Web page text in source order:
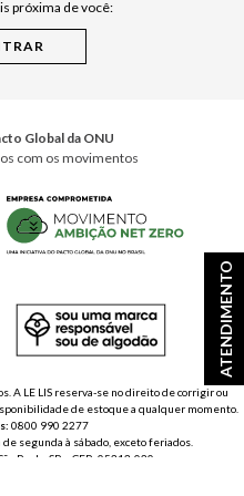
ATENDIMENTO
próxima de você:
Global da ONU
com os movimentos
A LE LIS reserva-se no direito de corrigir ou
de estoque a qualquer momento.
0800 990 2277
de segunda à sábado, exceto feriados.
Paulo, SP – CEP: 05313-020